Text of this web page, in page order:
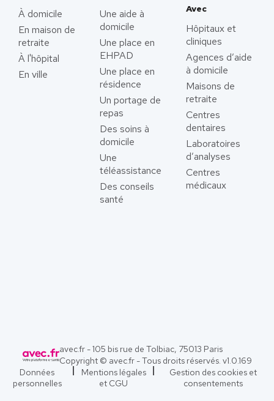
À domicile
En maison de
retraite
À l'hôpital
En ville
Une aide à
domicile
Une place en
EHPAD
Une place en
résidence
Un portage de
repas
Des soins à
domicile
Une
téléassistance
Des conseils
santé
Avec
Hôpitaux et
cliniques
Agences d’aide
à domicile
Maisons de
retraite
Centres
dentaires
Laboratoires
d’analyses
Centres
médicaux
avec.fr - 105 bis rue de Tolbiac, 75013 Paris
Copyright © avec.fr - Tous droits réservés. v1.0.169
Données
personnelles
Mentions légales
et CGU
Gestion des cookies et
consentements